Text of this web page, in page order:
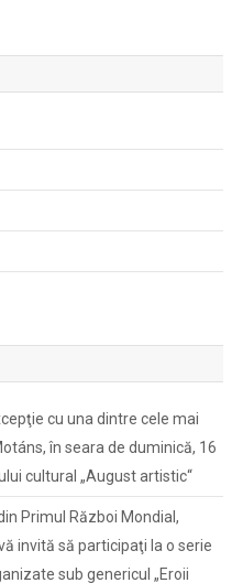
cu una dintre cele mai
în seara de duminică, 16
cultural „August artistic“
Primul Război Mondial,
invită să participaţi la o serie
sub genericul „Eroii